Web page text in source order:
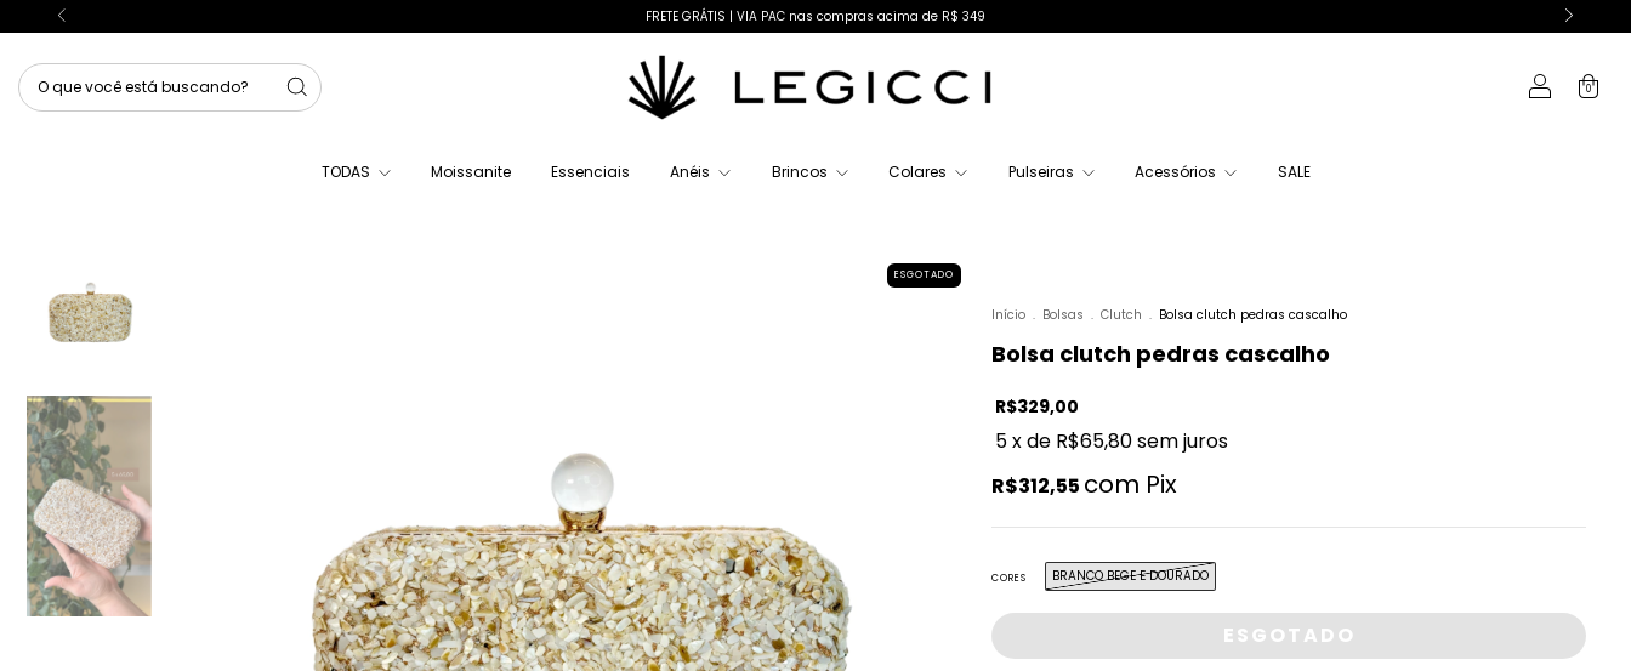
FRETE GRÁTIS | VIA PAC nas compras acima de R$ 349
0
TODAS Moissanite Essenciais Anéis Brincos Colares Pulseiras Acessórios SALE
ESGOTADO
Início . Bolsas . Clutch . Bolsa clutch pedras cascalho
Bolsa clutch pedras cascalho
R$329,00
5x de R$65,80sem juros
R$312,55 com Pix
CORES BRANCO BEGE E DOURADO